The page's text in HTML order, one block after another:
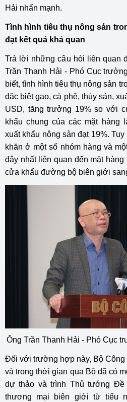
Hải nhấn mạnh.
Tình hình tiêu thụ nông sản
đạt kết quả khả quan
Trả lời những câu hỏi liên quan
Trần Thanh Hải - Phó Cục
biết, tình hình tiêu thụ nông sản
đặc biệt gạo, cà phê, thủy sản,
USD, tăng trưởng 19% so với
khẩu chung của các mặt hàng
xuất khẩu nông sản đạt 19%.
khăn ở một số nhóm hàng và
đây nhất liên quan đến mặt
cửa khẩu đường bộ biên giới
Ông Trần Thanh Hải - Phó Cục
Đối với trường hợp này, Bộ
và trong thời gian qua Bộ đã có
dự thảo và trình Thủ tướng Đề
thương mại biên giới từ tiểu